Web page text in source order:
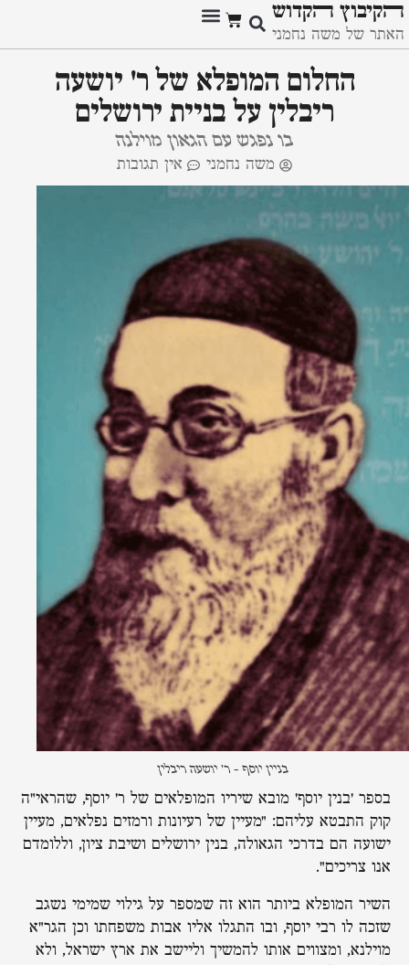
ﬣקיבוץ ﬣקדוש
האתר של משה נחמני
החלום המופלא של ר' יושעה
ריבלין על בניית ירושלים
בו נפגש עם הגאון מוילנה
משה נחמני אין תגובות
בניין יוסף - ר' יושעה ריבלין
בספר 'בנין יוסף' מובא שיריו המופלאים של ר' יוסף, שהראי"ה
קוק התבטא עליהם: "מעיין של רעיונות ורמזים נפלאים, מעיין
ישועה הם בדרכי הגאולה, בנין ירושלים ושיבת ציון, וללומדם
אנו צריכים".
השיר המופלא ביותר הוא זה שמספר על גילוי שמימי נשגב
שזכה לו רבי יוסף, ובו התגלו אליו אבות משפחתו וכן הגר"א
מוילנא, ומצווים אותו להמשיך וליישב את ארץ ישראל, ולא